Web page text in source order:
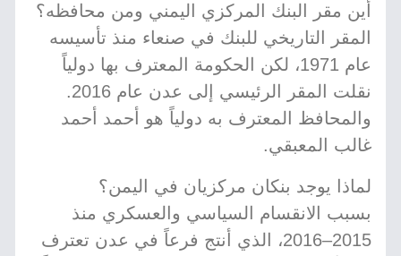
أين مقر البنك المركزي اليمني ومن محافظه؟
المقر التاريخي للبنك في صنعاء منذ تأسيسه
عام 1971، لكن الحكومة المعترف بها دولياً
نقلت المقر الرئيسي إلى عدن عام 2016.
والمحافظ المعترف به دولياً هو أحمد أحمد
غالب المعبقي.
لماذا يوجد بنكان مركزيان في اليمن؟
بسبب الانقسام السياسي والعسكري منذ
2015–2016، الذي أنتج فرعاً في عدن تعترف